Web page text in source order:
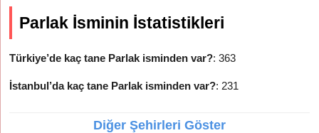
Parlak İsminin İstatistikleri
Türkiye’de kaç tane Parlak isminden var?: 363
İstanbul’da kaç tane Parlak isminden var?: 231
Diğer Şehirleri Göster